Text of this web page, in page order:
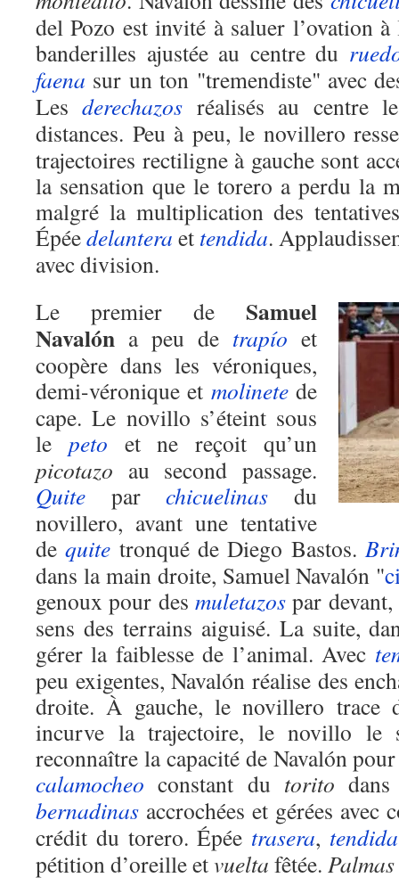
del Pozo est invité à saluer l’ovation
banderilles ajustée au centre du
faena sur un ton "tremendiste" avec
Lesderechazos réalisés au centre
distances. Peu à peu, le novillero
trajectoires rectiligne à gauche sont
la sensation que le torero a perdu la
malgré la multiplication des
Épéedelantera et tendida.
avec division.
Le premier de Samuel
Navalón a peu de trapío et
coopère dans les véroniques,
demi-véronique et molinetede
cape. Le novillo s’éteint sous
le peto et ne reçoit qu’un
picotazo au second passage.
Quite parchicuelinas du
novillero, avant une tentative
dequite tronqué de Diego Bastos.
dans la main droite, Samuel Navalón "
genoux pour desmuletazos par
sens des terrains aiguisé. La suite,
gérer la faiblesse de l’animal. Avec
peu exigentes, Navalón réalise des
droite. À gauche, le novillero trace
incurve la trajectoire, le novillo le
reconnaître la capacité de Navalón
calamocheo constant du torito
bernadinas accrochées et gérées avec
crédit du torero. Épée trasera, tendida
pétition d’oreille etvuelta fêtée. Palmas